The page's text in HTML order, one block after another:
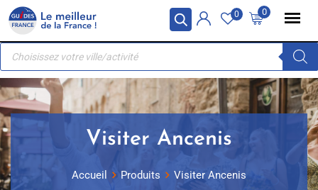
Panneau de gestion des cookies
Skip
content
0
0
Recherche
produits
Visiter Ancenis
Accueil Produits Visiter Ancenis